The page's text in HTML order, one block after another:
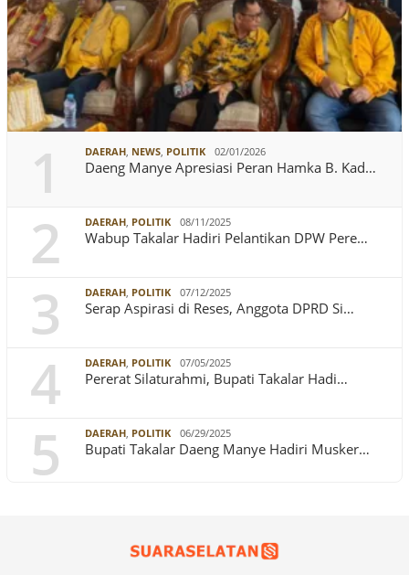
1 DAERAH, NEWS, POLITIK 02/01/2026
Daeng Manye Apresiasi Peran Hamka B. Kad…
2 DAERAH, POLITIK 08/11/2025
Wabup Takalar Hadiri Pelantikan DPW Pere…
3 DAERAH, POLITIK 07/12/2025
Serap Aspirasi di Reses, Anggota DPRD Si…
4 DAERAH, POLITIK 07/05/2025
Pererat Silaturahmi, Bupati Takalar Hadi…
5 DAERAH, POLITIK 06/29/2025
Bupati Takalar Daeng Manye Hadiri Musker…